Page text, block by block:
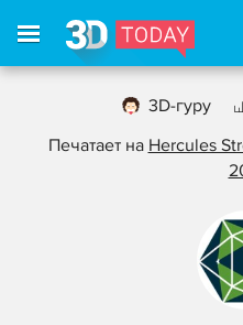
3D-гуру
Печатает на Hercules